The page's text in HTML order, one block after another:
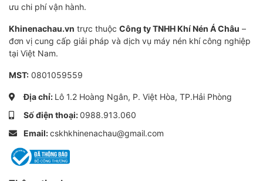
ưu chi phí vận hành.
Khinenachau.vn trực thuộc Công ty TNHH Khí Nén Á Châu –
đơn vị cung cấp giải pháp và dịch vụ máy nén khí công nghiệp
tại Việt Nam.
MST: 0801059559
Địa chỉ: Lô 1.2 Hoàng Ngân, P. Việt Hòa, TP.Hải Phòng
Số điện thoại:0988.913.060
Email:cskhkhinenachau@gmail.com